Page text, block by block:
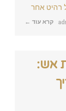
רהיט אחר
קרא עוד ←
אש: